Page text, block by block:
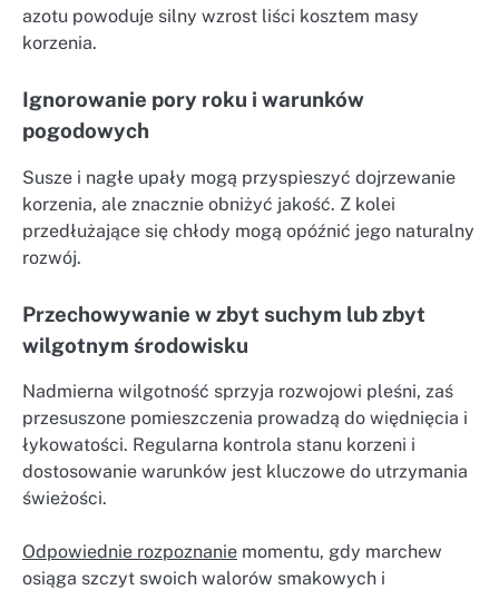
azotu powoduje silny wzrost liści kosztem masy
korzenia.
Ignorowanie pory roku i warunków
pogodowych
Susze i nagłe upały mogą przyspieszyć dojrzewanie
korzenia, ale znacznie obniżyć jakość. Z kolei
przedłużające się chłody mogą opóźnić jego naturalny
rozwój.
Przechowywanie w zbyt suchym lub zbyt
wilgotnym środowisku
Nadmierna wilgotność sprzyja rozwojowi pleśni, zaś
przesuszone pomieszczenia prowadzą do więdnięcia i
łykowatości. Regularna kontrola stanu korzeni i
dostosowanie warunków jest kluczowe do utrzymania
świeżości.
Odpowiednie rozpoznanie momentu, gdy marchew
osiąga szczyt swoich walorów smakowych i